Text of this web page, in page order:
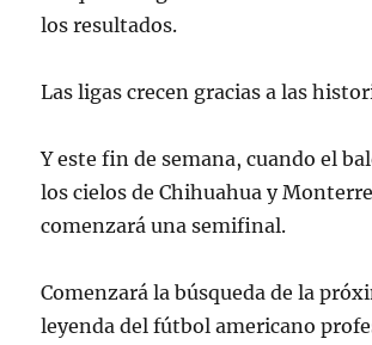
los resultados.
Las ligas crecen gracias a las
Y este fin de semana, cuando el
los cielos de Chihuahua y
comenzará una semifinal.
Comenzará la búsqueda de la
leyenda del fútbol americano